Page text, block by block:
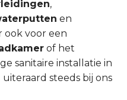
,
en
ook voor een
of het
sanitaire installatie in
steeds bij ons